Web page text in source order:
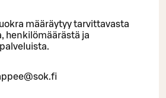
määräytyy tarvittavasta
henkilömäärästä ja